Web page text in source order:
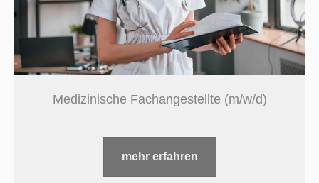
Medizinische Fachangestellte (m/w/d)
mehr erfahren